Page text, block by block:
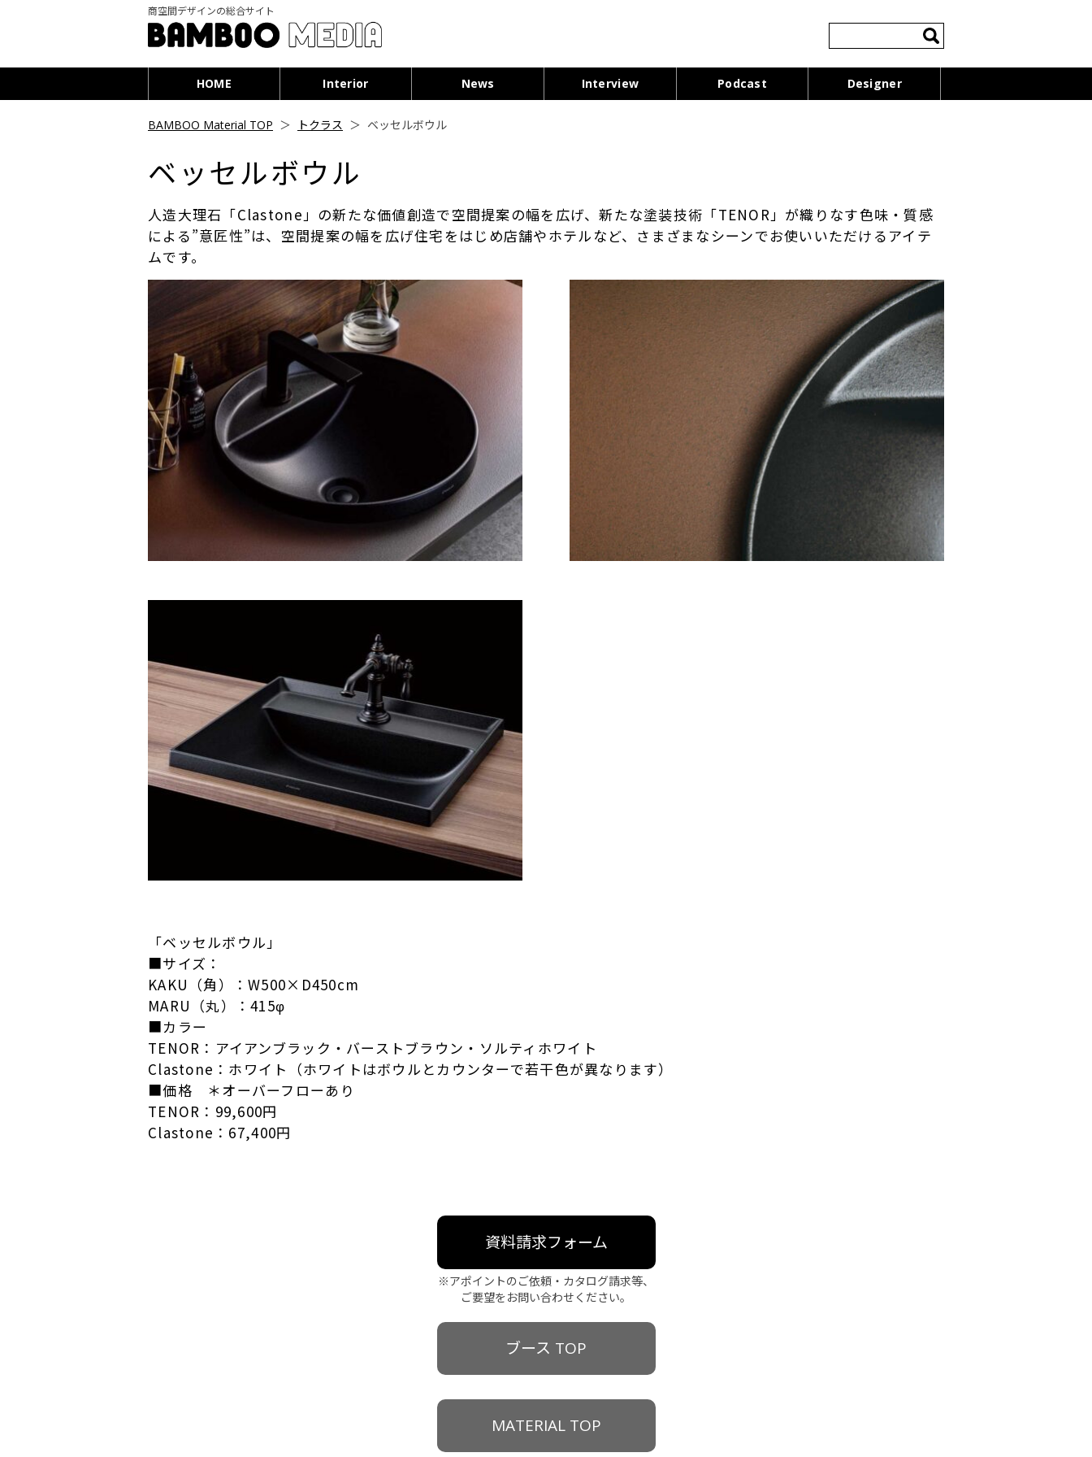
商空間デザインの総合サイト
索:
HOME Interior News Interview Podcast Designer
BAMBOO Material TOP ＞ トクラス ＞ ベッセルボウル
ベッセルボウル
人造大理石「Clastone」の新たな価値創造で空間提案の幅を広げ、新たな塗装技術「TENOR」が織りなす色味・質感
による”意匠性”は、空間提案の幅を広げ住宅をはじめ店舗やホテルなど、さまざまなシーンでお使いいただけるアイテ
ムです。
「ベッセルボウル」
■サイズ：
KAKU（角）：W500×D450cm
MARU（丸）：415φ
■カラー
TENOR：アイアンブラック・バーストブラウン・ソルティホワイト
Clastone：ホワイト（ホワイトはボウルとカウンターで若干色が異なります）
■価格 ＊オーバーフローあり
TENOR：99,600円
Clastone：67,400円
資料請求フォーム
※アポイントのご依頼・カタログ請求等、
ご要望をお問い合わせください。
ブース TOP
MATERIAL TOP